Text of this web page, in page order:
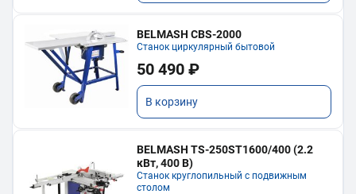
BELMASH CBS-2000
Станок циркулярный бытовой
50 490 ₽
В корзину
BELMASH TS-250ST1600/400 (2.2
кВт, 400 В)
Станок круглопильный с подвижным
столом